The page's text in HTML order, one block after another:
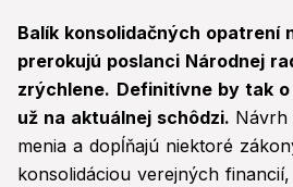
Balík konsolidačných opatrení
prerokujú poslanci Národnej
zrýchlene. Definitívne by tak
už na aktuálnej schôdzi. Návrh
menia a dopĺňajú niektoré
konsolidáciou verejných